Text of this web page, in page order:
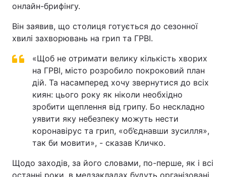
онлайн-брифінгу.
Він заявив, що столиця готується до сезонної
хвилі захворювань на грип та ГРВІ.
«Щоб не отримати велику кількість хворих
на ГРВІ, місто розробило покроковий план
дій. Та насамперед хочу звернутися до всіх
киян: цього року як ніколи необхідно
зробити щеплення від грипу. Бо нескладно
уявити яку небезпеку можуть нести
коронавірус та грип, «об’єднавши зусилля»,
так би мовити», - сказав Кличко.
Щодо заходів, за його словами, по-перше, як і всі
останні роки, в медзакладах будуть організовані